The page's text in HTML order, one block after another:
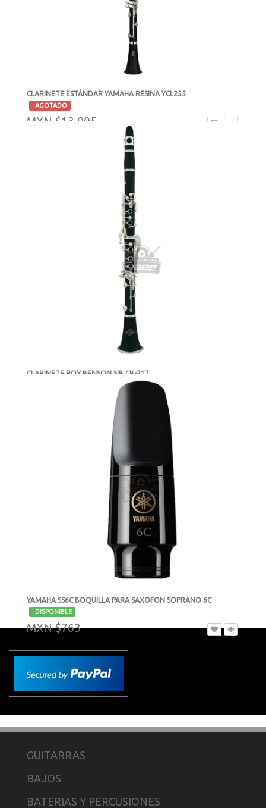
CLARINETE ESTÁNDAR YAMAHA RESINA YCL255
AGOTADO
MXN $13,905
CLARINETE ROY BENSON SIB CB-217
YAMAHA SS6C BOQUILLA PARA SAXOFON SOPRANO 6C
DISPONIBLE
MXN $763
GUITARRAS
BAJOS
BATERIAS Y PERCUSIONES